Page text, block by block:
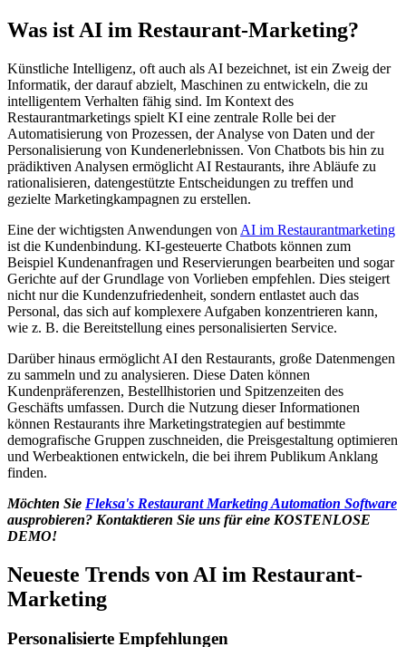
Was ist AI im Restaurant-Marketing?
Künstliche Intelligenz, oft auch als AI bezeichnet, ist ein Zweig der
Informatik, der darauf abzielt, Maschinen zu entwickeln, die zu
intelligentem Verhalten fähig sind. Im Kontext des
Restaurantmarketings spielt KI eine zentrale Rolle bei der
Automatisierung von Prozessen, der Analyse von Daten und der
Personalisierung von Kundenerlebnissen. Von Chatbots bis hin zu
prädiktiven Analysen ermöglicht AI Restaurants, ihre Abläufe zu
rationalisieren, datengestützte Entscheidungen zu treffen und
gezielte Marketingkampagnen zu erstellen.
Eine der wichtigsten Anwendungen von AI im Restaurantmarketing
ist die Kundenbindung. KI-gesteuerte Chatbots können zum
Beispiel Kundenanfragen und Reservierungen bearbeiten und sogar
Gerichte auf der Grundlage von Vorlieben empfehlen. Dies steigert
nicht nur die Kundenzufriedenheit, sondern entlastet auch das
Personal, das sich auf komplexere Aufgaben konzentrieren kann,
wie z. B. die Bereitstellung eines personalisierten Service.
Darüber hinaus ermöglicht AI den Restaurants, große Datenmengen
zu sammeln und zu analysieren. Diese Daten können
Kundenpräferenzen, Bestellhistorien und Spitzenzeiten des
Geschäfts umfassen. Durch die Nutzung dieser Informationen
können Restaurants ihre Marketingstrategien auf bestimmte
demografische Gruppen zuschneiden, die Preisgestaltung optimieren
und Werbeaktionen entwickeln, die bei ihrem Publikum Anklang
finden.
Möchten Sie Fleksa's Restaurant Marketing Automation Software
ausprobieren? Kontaktieren Sie uns für eine KOSTENLOSE
DEMO!
Neueste Trends von AI im Restaurant-
Marketing
Personalisierte Empfehlungen